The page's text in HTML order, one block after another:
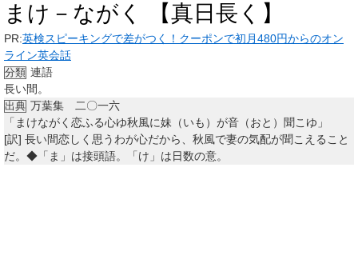
まけ－ながく 【真日長く】
PR:英検スピーキングで差がつく！クーポンで初月480円からのオン
ライン英会話
分類 連語
長い間。
出典 万葉集 二〇一六
「まけながく恋ふる心ゆ秋風に妹（いも）が音（おと）聞こゆ」
[訳] 長い間恋しく思うわが心だから、秋風で妻の気配が聞こえること
だ。◆「ま」は接頭語。「け」は日数の意。